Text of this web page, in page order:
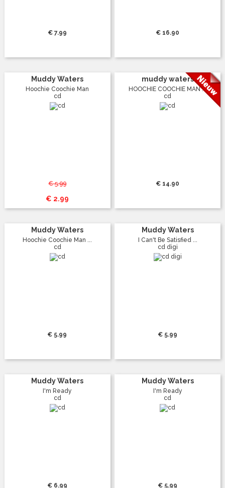
€ 7.99 € 16.90
Muddy Waters
Hoochie Coochie Man
cd
€ 5.99
€ 2.99
muddy waters
HOOCHIE COOCHIE MAN ...
cd
€ 14.90
Muddy Waters
Hoochie Coochie Man ...
cd
€ 5.99
Muddy Waters
I Can't Be Satisfied ...
cd digi
€ 5.99
Muddy Waters
I'm Ready
cd
€ 6.99
Muddy Waters
I'm Ready
cd
€ 5.99